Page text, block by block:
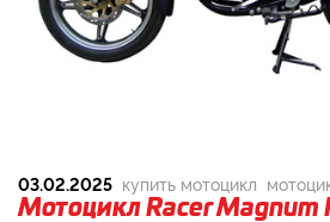
03.02.2025 купить мотоцикл
Мотоцикл Racer Magnum